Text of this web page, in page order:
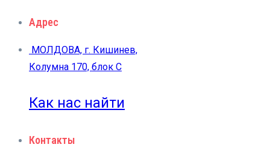
Адрес
МОЛДОВА, г. Кишинев,
Колумна 170, блок C
Как нас найти
Контакты